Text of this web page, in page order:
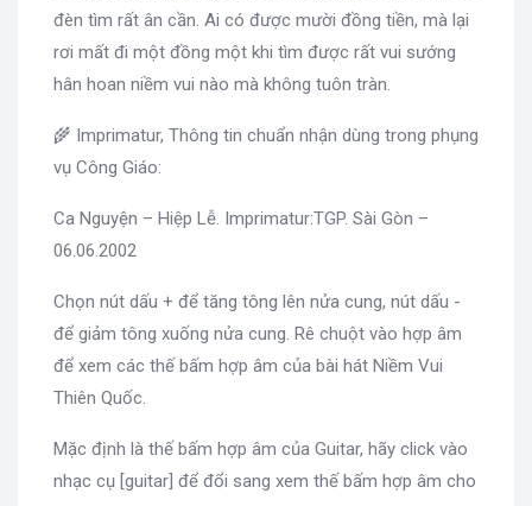
đèn tìm rất ân cần. Ai có được mười đồng tiền, mà lại
rơi mất đi một đồng một khi tìm được rất vui sướng
hân hoan niềm vui nào mà không tuôn tràn.
🌾 Imprimatur, Thông tin chuẩn nhận dùng trong phụng
vụ Công Giáo:
Ca Nguyện – Hiệp Lễ. Imprimatur:TGP. Sài Gòn –
06.06.2002
Chọn nút dấu + để tăng tông lên nửa cung, nút dấu -
để giảm tông xuống nửa cung. Rê chuột vào hợp âm
để xem các thế bấm hợp âm của bài hát Niềm Vui
Thiên Quốc.
Mặc định là thế bấm hợp âm của Guitar, hãy click vào
nhạc cụ [guitar] để đổi sang xem thế bấm hợp âm cho